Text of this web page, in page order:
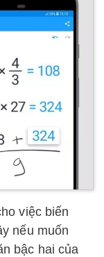
việc biến
nếu muốn
bậc hai của